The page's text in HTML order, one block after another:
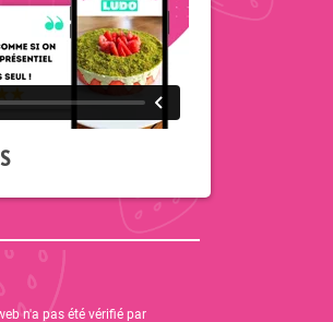
n'a pas été vérifié par